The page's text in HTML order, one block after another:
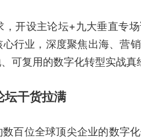
开设主论坛+九大垂直专
行业，深度聚焦出海、营
可复用的数字化转型实战真
坛干货拉满
百位全球顶尖企业的数字